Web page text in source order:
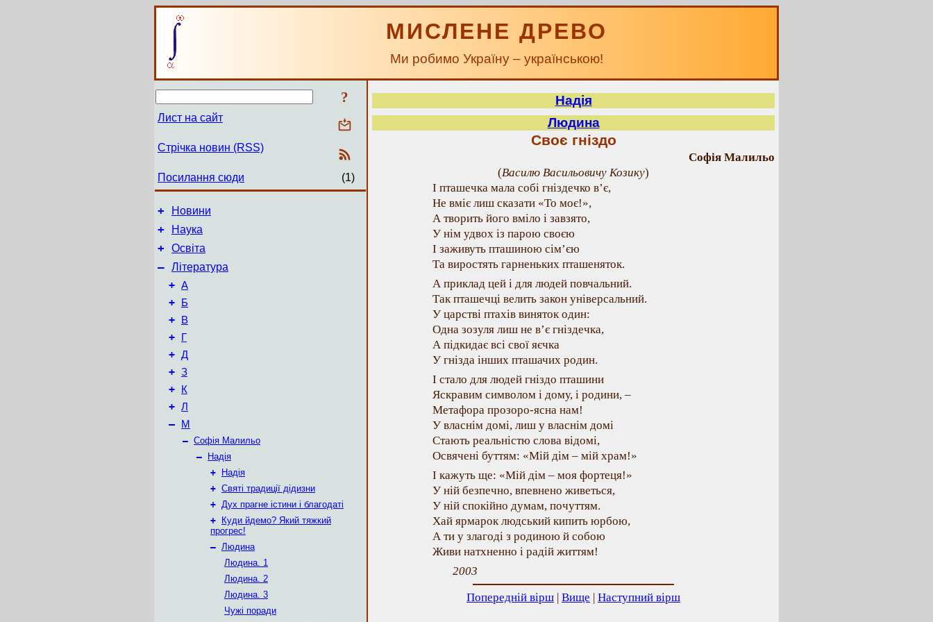
МИСЛЕНЕ ДРЕВО
Ми робимо Україну – українською!
?
Лист на сайт
Стрічка новин (RSS)
Посилання сюди (1)
+ Новини
+ Наука
+ Освіта
– Література
+ А
+ Б
+ В
+ Г
+ Д
+ З
+ К
+ Л
– М
– Софія Малильо
–
Надія
+
Надія
+ Святі традиції дідизни
+ Дух прагне істини і благодаті
+
Куди йдемо? Який тяжкий
прогрес!
– Людина
Людина. 1
Людина. 2
Людина. 3
Чужі поради
Надія
Людина
Своє гніздо
Софія Малильо
(Василю Васильовичу Козику)
І пташечка мала собі гніздечко в’є,
Не вміє лиш сказати «То моє!»,
А творить його вміло і завзято,
У нім удвох із парою своєю
І заживуть пташиною сім’єю
Та виростять гарненьких пташеняток.
А приклад цей і для людей повчальний.
Так пташечці велить закон універсальний.
У царстві птахів виняток один:
Одна зозуля лиш не в’є гніздечка,
А підкидає всі свої яєчка
У гнізда інших пташачих родин.
І стало для людей гніздо пташини
Яскравим символом і дому, і родини, –
Метафора прозоро-ясна нам!
У власнім домі, лиш у власнім домі
Стають реальністю слова відомі,
Освячені буттям: «Мій дім – мій храм!»
І кажуть ще: «Мій дім – моя фортеця!»
У ній безпечно, впевнено живеться,
У ній спокійно думам, почуттям.
Хай ярмарок людський кипить юрбою,
А ти у злагоді з родиною й собою
Живи натхненно і радій життям!
2003
Попередній вірш | Вище | Наступний вірш